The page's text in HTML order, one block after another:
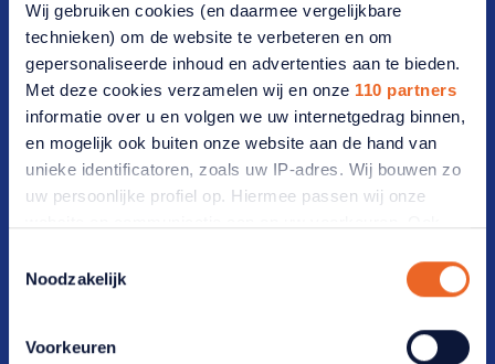
Wij gebruiken cookies (en daarmee vergelijkbare
technieken) om de website te verbeteren en om
gepersonaliseerde inhoud en advertenties aan te bieden.
Met deze cookies verzamelen wij en onze 110 partners
informatie over u en volgen we uw internetgedrag binnen,
en mogelijk ook buiten onze website aan de hand van
unieke identificatoren, zoals uw IP-adres. Wij bouwen zo
uw persoonlijke profiel op. Hiermee passen wij onze
van uw recente internetgedrag. Ook delen we mogelijk
partners voor social media, adverteren en analyse. Deze
partners kunnen deze gegevens combineren met andere
Noodzakelijk
Voorkeuren
Postbus 2012 3440 DA Woerden
Ledenservice
T: 0348 46 66 66
E: contact@anbo-pcob.nl
E: adviesteam@anbo-pcob.nl